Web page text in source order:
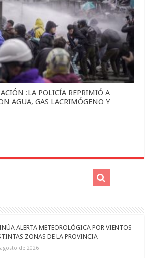
:LA POLICÍA REPRIMIÓ A
AGUA, GAS LACRIMÓGENO Y
ALERTA METEOROLÓGICA POR VIENTOS
ZONAS DE LA PROVINCIA
de 2026